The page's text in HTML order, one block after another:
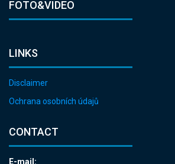
FOTO&VIDEO
LINKS
Disclaimer
Ochrana osobních údajů
CONTACT
E-mail: